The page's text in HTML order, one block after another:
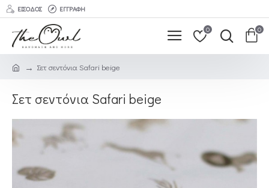
ΕΊΣΟΔΟΣ ΕΓΓΡΑΦΉ
0 0
Σετ σεντόνια Safari beige
Σετ σεντόνια Safari beige